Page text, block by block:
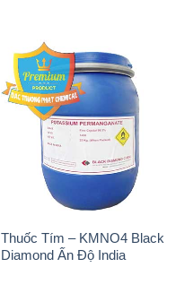
Thuốc Tím – KMNO4 Black
Diamond Ấn Độ India